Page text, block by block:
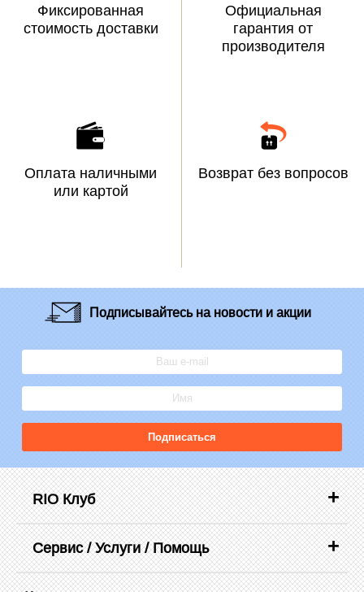
Фиксированная
стоимость доставки
Официальная
гарантия от
производителя
Оплата наличными
или картой
Возврат без вопросов
Подписывайтесьна новости и акции
Подписаться
RIO Клуб
Сервис / Услуги / Помощь